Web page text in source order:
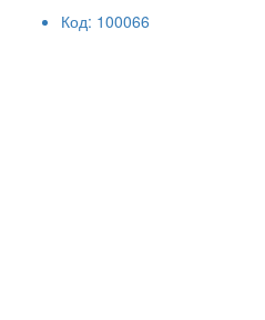
Код: 100066